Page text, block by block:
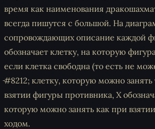
время как наименования
всегда пишутся с большой. На
сопровождающих описание каждой
обозначает клетку, на которую
если клетка свободна (то есть не
̵#8212; клетку, которую можно занять
взятии фигуры противника, X
которую можно занять как при
ходом.